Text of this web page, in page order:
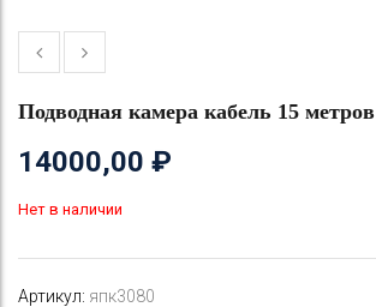
Подводная камера кабель 15 метров
14000,00 ₽
Нет в наличии
Артикул: япк3080